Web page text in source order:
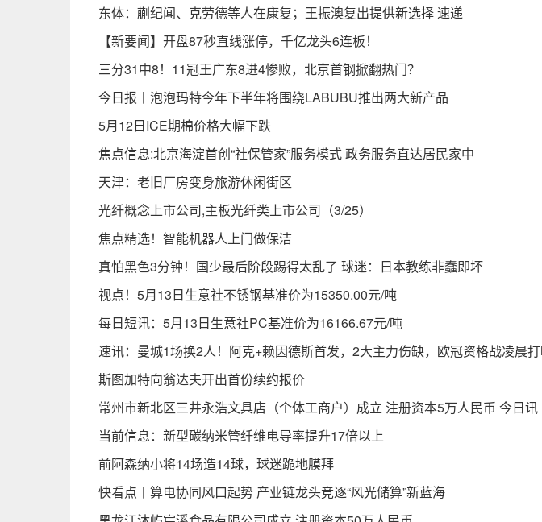
东体：蒯纪闻、克劳德等人在康复；王振澳复出提供新选择 速递
【新要闻】开盘87秒直线涨停，千亿龙头6连板！
三分31中8！11冠王广东8进4惨败，北京首钢掀翻热门？
今日报丨泡泡玛特今年下半年将围绕LABUBU推出两大新产品
5月12日ICE期棉价格大幅下跌
焦点信息:北京海淀首创“社保管家”服务模式 政务服务直达居民家中
天津：老旧厂房变身旅游休闲街区
光纤概念上市公司,主板光纤类上市公司（3/25）
焦点精选！智能机器人上门做保洁
真怕黑色3分钟！国少最后阶段踢得太乱了 球迷：日本教练非蠢即坏
视点！5月13日生意社不锈钢基准价为15350.00元/吨
每日短讯：5月13日生意社PC基准价为16166.67元/吨
速讯：曼城1场换2人！阿克+赖因德斯首发，2大主力伤缺，欧冠资格战凌晨
斯图加特向翁达夫开出首份续约报价
常州市新北区三井永浩文具店（个体工商户）成立 注册资本5万人民币 今日讯
当前信息：新型碳纳米管纤维电导率提升17倍以上
前阿森纳小将14场造14球，球迷跪地膜拜
快看点丨算电协同风口起势 产业链龙头竞逐“风光储算”新蓝海